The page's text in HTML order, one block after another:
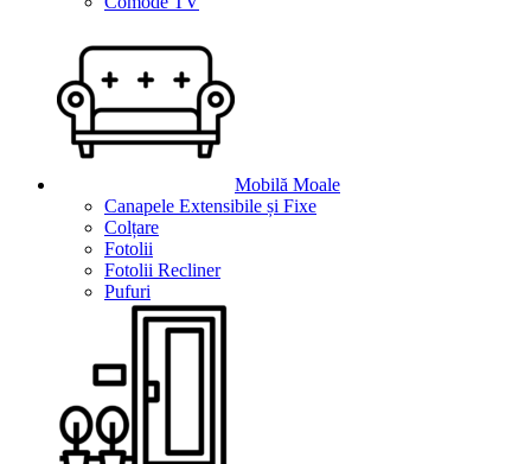
Mobilă Moale
Canapele Extensibile și Fixe
Colțare
Fotolii
Fotolii Recliner
Pufuri